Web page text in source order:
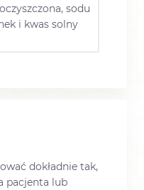
sodu
i kwas solny
dokładnie tak,
pacjenta lub